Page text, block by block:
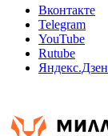
Вконтакте
Telegram
YouTube
Rutube
Яндекс.Дзен